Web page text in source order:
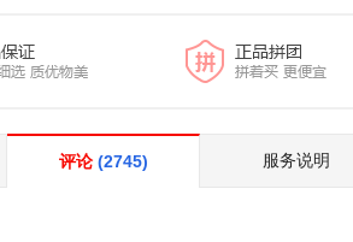
评论 (2745) 服务说明